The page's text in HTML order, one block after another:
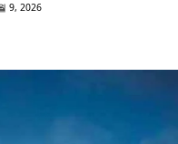
9, 2026